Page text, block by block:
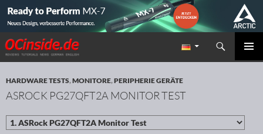
Redaktion ocinside.de PC Hardware Portal
Suchen
ZUM INHALT SPRINGEN
HARDWARE TESTS,MONITORE,PERIPHERIE GERÄTE
ASROCK PG27QFT2A MONITOR TEST